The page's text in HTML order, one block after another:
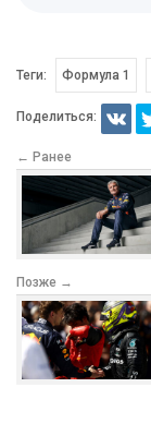
Теги: Формула 1
Поделиться:
← Ранее
Позже →